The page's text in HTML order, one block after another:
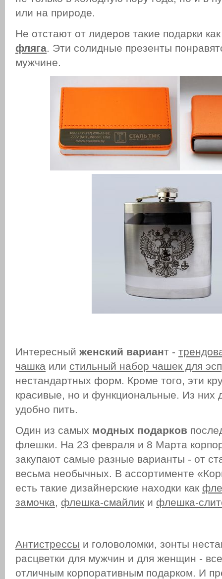
или на природе.
Не отстают от лидеров такие подарки
фляга. Эти солидные презенты
мужчине.
Интересный женский вариант -
чашка или стильный набор чашек для
нестандартных форм. Кроме того, эти
красивые, но и функциональные. Из них
удобно пить.
Один из самых модных подарков
флешки. На 23 февраля и 8 Марта
закупают самые разные варианты - от
весьма необычных. В ассортименте
есть такие дизайнерские находки как
замочка, флешка-смайлик и флешка-
Антистрессы и головоломки, зонты
расцветки для мужчин и для женщин -
отличным корпоративным подарком. И